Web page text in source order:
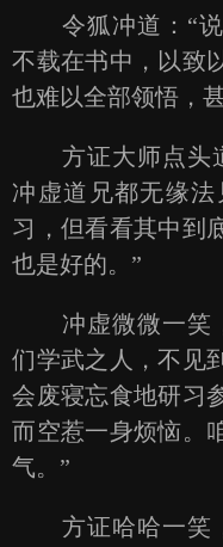
令狐冲道：“说
不载在书中，以致
也难以全部领悟，
方证大师点头道
冲虚道兄都无缘
习，但看看其中到
也是好的。”
冲虚微微一笑，
们学武之人，不见
会废寝忘食地研习
而空惹一身烦恼。
气。”
方证哈哈一笑，